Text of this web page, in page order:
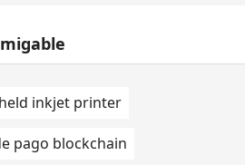
inkjet printer
pago blockchain